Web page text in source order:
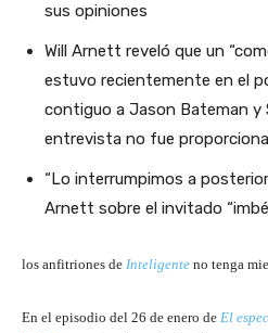
sus opiniones
Will Arnett reveló que un
estuvo recientemente en el
contiguo a Jason Bateman y
entrevista no fue
“Lo interrumpimos a
Arnett sobre el invitado
los anfitriones de Inteligente no tenga
En el episodio del 26 de enero de El